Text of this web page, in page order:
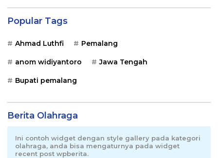
Popular Tags
Ahmad Luthfi Pemalang
anom widiyantoro Jawa Tengah
Bupati pemalang
Berita Olahraga
Ini contoh widget dengan style gallery pada kategori
olahraga, anda bisa mengaturnya pada widget
recent post wpberita.